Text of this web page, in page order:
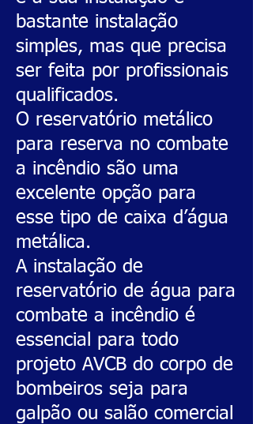
bastante instalação
simples, mas que precisa
ser feita por profissionais
qualificados.
O reservatório metálico
para reserva no combate
a incêndio são uma
excelente opção para
esse tipo de caixa d’água
metálica.
A instalação de
reservatório de água para
combate a incêndio é
essencial para todo
projeto AVCB do corpo de
bombeiros seja para
galpão ou salão comercial